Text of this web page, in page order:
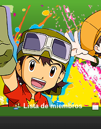
Lista de miembros